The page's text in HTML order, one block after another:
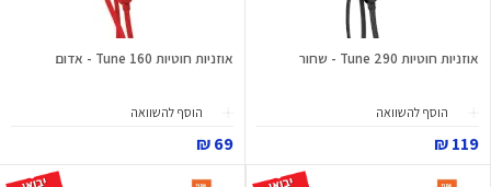
אוזניות חוטיות Tune 290 - שחור
הוסף להשוואה
119 ₪
אוזניות חוטיות Tune 160 - אדום
הוסף להשוואה
69 ₪